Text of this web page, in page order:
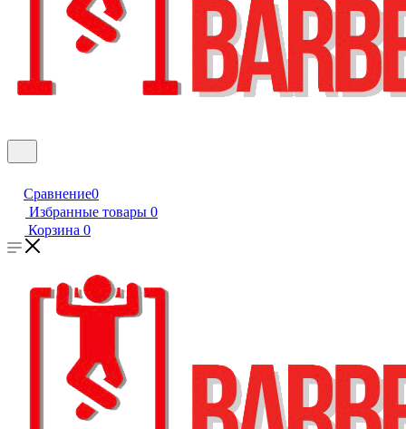
Сравнение0
Избранные товары 0
Корзина 0